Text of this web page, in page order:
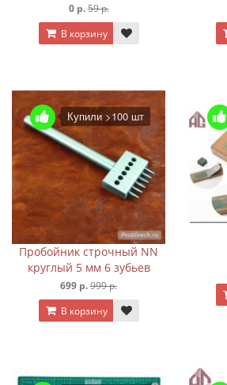
0 р.59 р.
В корзину
Купили >100 шт
Пробойник строчный NN
круглый 5 мм 6 зубьев
699 р.999 р.
В корзину